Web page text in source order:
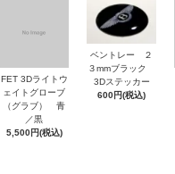
FET 3Dライトウ
ェイトグローブ
（グラブ） 青
／黒
5,500円(税込)
ベントレー ２
３mmブラック
3Dステッカー
600円(税込)